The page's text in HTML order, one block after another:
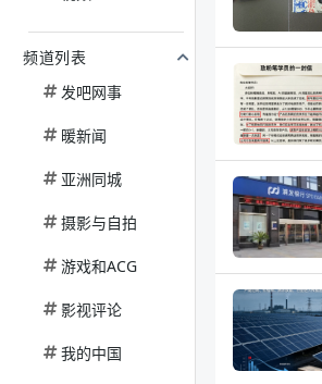
频道列表
发吧网事
暖新闻
亚洲同城
摄影与自拍
游戏和ACG
影视评论
我的中国